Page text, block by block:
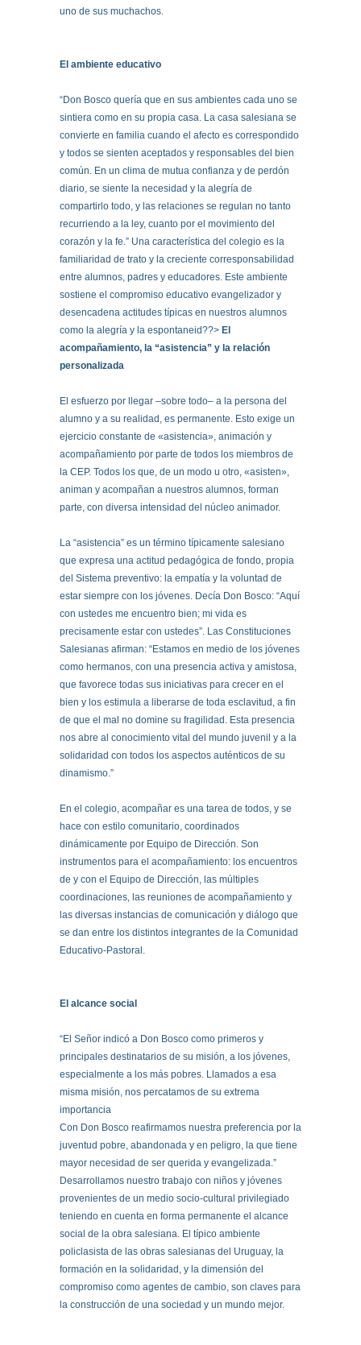
uno de sus muchachos.
El ambiente educativo
“Don Bosco quería que en sus ambientes cada uno se
sintiera como en su propia casa. La casa salesiana se
convierte en familia cuando el afecto es correspondido
y todos se sienten aceptados y responsables del bien
común. En un clima de mutua confianza y de perdón
diario, se siente la necesidad y la alegría de
compartirlo todo, y las relaciones se regulan no tanto
recurriendo a la ley, cuanto por el movimiento del
corazón y la fe.” Una característica del colegio es la
familiaridad de trato y la creciente corresponsabilidad
entre alumnos, padres y educadores. Este ambiente
sostiene el compromiso educativo evangelizador y
desencadena actitudes típicas en nuestros alumnos
como la alegría y la espontaneid??> El
acompañamiento, la “asistencia” y la relación
personalizada
El esfuerzo por llegar –sobre todo– a la persona del
alumno y a su realidad, es permanente. Esto exige un
ejercicio constante de «asistencia», animación y
acompañamiento por parte de todos los miembros de
la CEP. Todos los que, de un modo u otro, «asisten»,
animan y acompañan a nuestros alumnos, forman
parte, con diversa intensidad del núcleo animador.
La “asistencia” es un término típicamente salesiano
que expresa una actitud pedagógica de fondo, propia
del Sistema preventivo: la empatía y la voluntad de
estar siempre con los jóvenes. Decía Don Bosco: “Aquí
con ustedes me encuentro bien; mi vida es
precisamente estar con ustedes”. Las Constituciones
Salesianas afirman: “Estamos en medio de los jóvenes
como hermanos, con una presencia activa y amistosa,
que favorece todas sus iniciativas para crecer en el
bien y los estimula a liberarse de toda esclavitud, a fin
de que el mal no domine su fragilidad. Esta presencia
nos abre al conocimiento vital del mundo juvenil y a la
solidaridad con todos los aspectos auténticos de su
dinamismo.”
En el colegio, acompañar es una tarea de todos, y se
hace con estilo comunitario, coordinados
dinámicamente por Equipo de Dirección. Son
instrumentos para el acompañamiento: los encuentros
de y con el Equipo de Dirección, las múltiples
coordinaciones, las reuniones de acompañamiento y
las diversas instancias de comunicación y diálogo que
se dan entre los distintos integrantes de la Comunidad
Educativo-Pastoral.
El alcance social
“El Señor indicó a Don Bosco como primeros y
principales destinatarios de su misión, a los jóvenes,
especialmente a los más pobres. Llamados a esa
misma misión, nos percatamos de su extrema
importancia
Con Don Bosco reafirmamos nuestra preferencia por la
juventud pobre, abandonada y en peligro, la que tiene
mayor necesidad de ser querida y evangelizada.”
Desarrollamos nuestro trabajo con niños y jóvenes
provenientes de un medio socio-cultural privilegiado
teniendo en cuenta en forma permanente el alcance
social de la obra salesiana. El típico ambiente
policlasista de las obras salesianas del Uruguay, la
formación en la solidaridad, y la dimensión del
compromiso como agentes de cambio, son claves para
la construcción de una sociedad y un mundo mejor.